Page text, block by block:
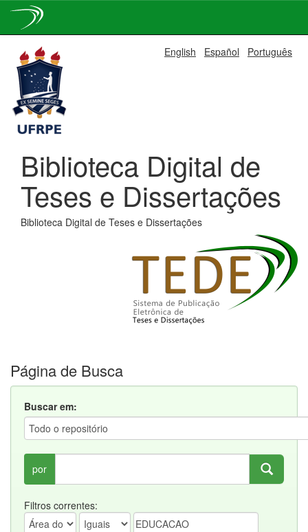
navigation
English Español Português
Biblioteca Digital de
Teses e Dissertações
Biblioteca Digital de Teses e Dissertações
Página de Busca
Buscar em:
por
Filtros correntes: